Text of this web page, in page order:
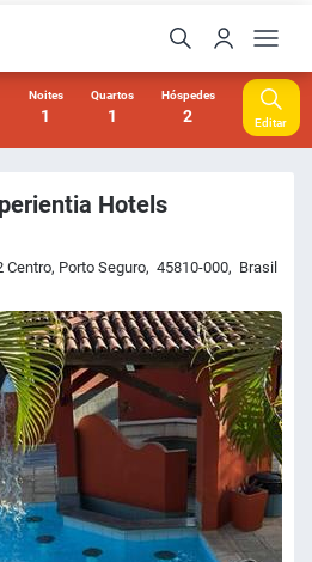
Noites
1
Quartos
1
Hóspedes
2 Editar
Hotels
Centro, Porto Seguro, 45810-000, Brasil